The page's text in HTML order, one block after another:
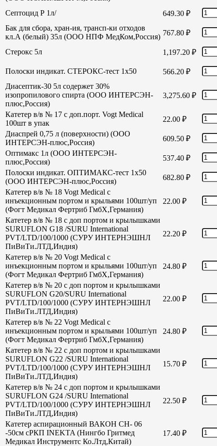
Септоцид Р 1л/
649.30 ₽
Бак для сбора, хран-ия, трансп-ки отходов
кл.А (белый) 35л (ООО НПФ МедКом,Россия) 767.80 ₽
Стерокс 5л 1,197.20 ₽
Полоски индикат. СТЕРОКС-тест 1х50 566.20 ₽
Диасептик-30 5л содержет 30%
изопропилового спирта (ООО ИНТЕРСЭН-
плюс,Россия)
3,275.60 ₽
Катетер в/в № 17 с доп.порт. Vogt Medical
100шт в упак
22.00 ₽
Диаспрей 0,75 л (поверхности) (ООО
ИНТЕРСЭН-плюс,Россия)
609.50 ₽
Оптимакс 1л (ООО ИНТЕРСЭН-
плюс,Россия)
537.40 ₽
Полоски индикат. ОПТИМАКС-тест 1х50
(ООО ИНТЕРСЭН-плюс,Россия)
682.80 ₽
Катетер в/в № 18 Vogt Medical с
инъекционным портом и крыльями 100шт/уп
(Фогт Медикал Фертриб ГмбХ,Германия)
22.00 ₽
Катетер в/в № 18 с доп портом и крылышками
SURUFLON G18 /SURU International
PVT/LTD/100/1000 (СУРУ ИНТЕРНЭШНЛ
ПиВиТи.ЛТД,Индия)
22.20 ₽
Катетер в/в № 20 Vogt Medical с
инъекционным портом и крыльями 100шт/уп
(Фогт Медикал Фертриб ГмбХ,Германия)
24.80 ₽
Катетер в/в № 20 с доп портом и крылышками
SURUFLON G20/SURU International
PVT/LTD/100/1000 (СУРУ ИНТЕРНЭШНЛ
ПиВиТи.ЛТД,Индия)
22.00 ₽
Катетер в/в № 22 Vogt Medical с
инъекционным портом и крыльями 100шт/уп
(Фогт Медикал Фертриб ГмбХ,Германия)
24.80 ₽
Катетер в/в № 22 с доп портом и крылышками
SURUFLON G22 /SURU International
PVT/LTD/100/1000 (СУРУ ИНТЕРНЭШНЛ
ПиВиТи.ЛТД,Индия)
15.70 ₽
Катетер в/в № 24 с доп портом и крылышками
SURUFLON G24 /SURU International
PVT/LTD/100/1000 (СУРУ ИНТЕРНЭШНЛ
ПиВиТи.ЛТД,Индия)
22.50 ₽
Катетер аспирационный ВАКОН СН- 06
-50см сРКП INEKTA (Нингбо Гритмед
Медикал Инструментс Ко.Лтд,Китай)
17.40 ₽